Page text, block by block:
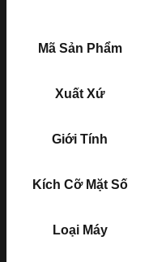
Mã Sản Phẩm
Xuất Xứ
Giới Tính
Kích Cỡ Mặt Số
Loại Máy